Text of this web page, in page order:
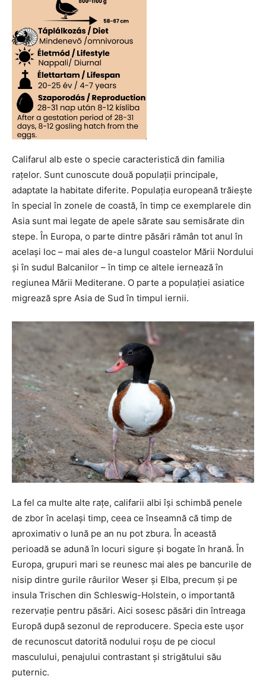
Califarul alb este o specie caracteristică din familia
rațelor. Sunt cunoscute două populații principale,
adaptate la habitate diferite. Populația europeană trăiește
în special în zonele de coastă, în timp ce exemplarele din
Asia sunt mai legate de apele sărate sau semisărate din
stepe. În Europa, o parte dintre păsări rămân tot anul în
același loc – mai ales de-a lungul coastelor Mării Nordului
și în sudul Balcanilor – în timp ce altele iernează în
regiunea Mării Mediterane. O parte a populației asiatice
migrează spre Asia de Sud în timpul iernii.
La fel ca multe alte rațe, califarii albi își schimbă penele
de zbor în același timp, ceea ce înseamnă că timp de
aproximativ o lună pe an nu pot zbura. În această
perioadă se adună în locuri sigure și bogate în hrană. În
Europa, grupuri mari se reunesc mai ales pe bancurile de
nisip dintre gurile râurilor Weser și Elba, precum și pe
insula Trischen din Schleswig-Holstein, o importantă
rezervație pentru păsări. Aici sosesc păsări din întreaga
Europă după sezonul de reproducere. Specia este ușor
de recunoscut datorită nodului roșu de pe ciocul
masculului, penajului contrastant și strigătului său
puternic.